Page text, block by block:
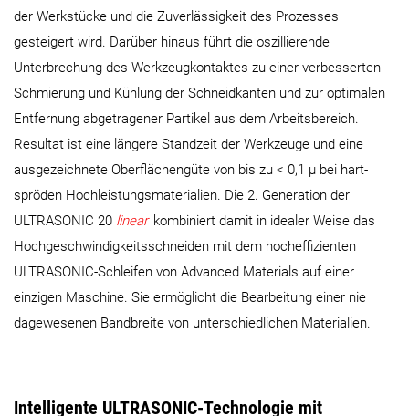
der Werkstücke und die Zuverlässigkeit des Prozesses
gesteigert wird. Darüber hinaus führt die oszillierende
Unterbrechung des Werkzeugkontaktes zu einer verbesserten
Schmierung und Kühlung der Schneidkanten und zur optimalen
Entfernung abgetragener Partikel aus dem Arbeitsbereich.
Resultat ist eine längere Standzeit der Werkzeuge und eine
ausgezeichnete Oberflächengüte von bis zu < 0,1 µ bei hart-
spröden Hochleistungsmaterialien. Die 2. Generation der
ULTRASONIC 20 linear kombiniert damit in idealer Weise das
Hochgeschwindigkeitsschneiden mit dem hocheffizienten
ULTRASONIC-Schleifen von Advanced Materials auf einer
einzigen Maschine. Sie ermöglicht die Bearbeitung einer nie
dagewesenen Bandbreite von unterschiedlichen Materialien.
Intelligente ULTRASONIC-Technologie mit